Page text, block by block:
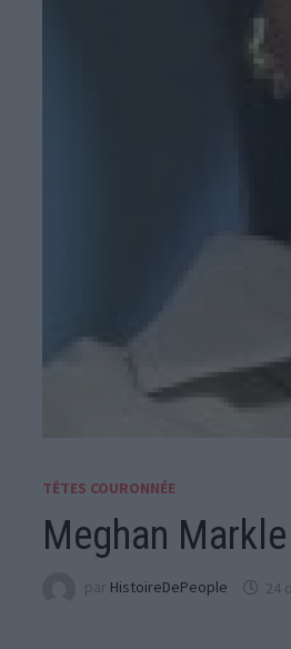
TÊTES COURONNÉE
Meghan
par HistoireDePeople 24